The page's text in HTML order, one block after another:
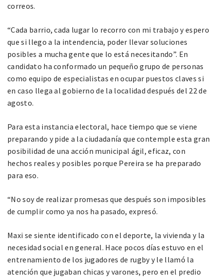
correos.
“Cada barrio, cada lugar lo recorro con mi trabajo y espero
que si llego a la intendencia, poder llevar soluciones
posibles a mucha gente que lo está necesitando”. En
candidato ha conformado un pequeño grupo de personas
como equipo de especialistas en ocupar puestos claves si
en caso llega al gobierno de la localidad después del 22 de
agosto.
Para esta instancia electoral, hace tiempo que se viene
preparando y pide a la ciudadanía que contemple esta gran
posibilidad de una acción municipal ágil, eficaz, con
hechos reales y posibles porque Pereira se ha preparado
para eso.
“No soy de realizar promesas que después son imposibles
de cumplir como ya nos ha pasado, expresó.
Maxi se siente identificado con el deporte, la vivienda y la
necesidad social en general. Hace pocos días estuvo en el
entrenamiento de los jugadores de rugby y le llamó la
atención que jugaban chicas y varones, pero en el predio